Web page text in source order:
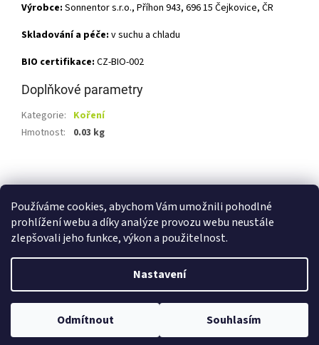
Používáme cookies, abychom Vám umožnili pohodlné
prohlížení webu a díky analýze provozu webu neustále
zlepšovali jeho funkce, výkon a použitelnost.
Nastavení
Odmítnout Souhlasím
Výrobce: Sonnentor s.r.o., Příhon 943, 696 15 Čejkovice, ČR
Skladování a péče: v suchu a chladu
BIO certifikace: CZ-BIO-002
Doplňkové parametry
Kategorie: Koření
Hmotnost: 0.03 kg
á
Copyright 2026E-shop Ze statku Dobříš. Všechna práva
vyhrazena.
Upravit nastavení cookies